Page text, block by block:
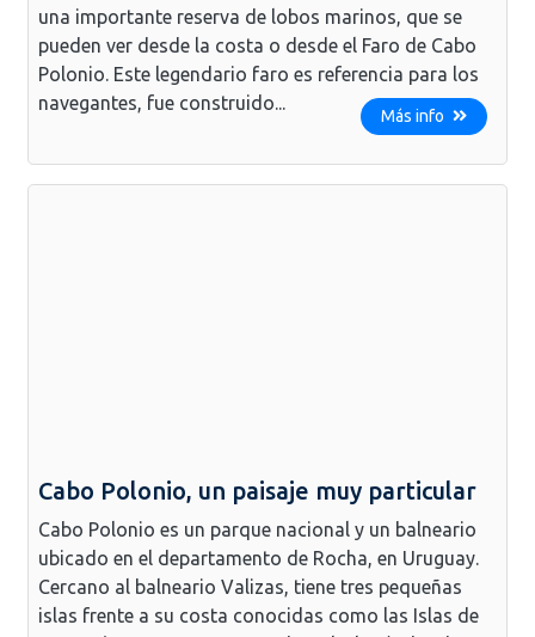
una importante reserva de lobos marinos, que se
pueden ver desde la costa o desde el Faro de Cabo
Polonio. Este legendario faro es referencia para los
navegantes, fue construido...
Más info
Cabo Polonio, un paisaje muy particular
Cabo Polonio es un parque nacional y un balneario
ubicado en el departamento de Rocha, en Uruguay.
Cercano al balneario Valizas, tiene tres pequeñas
islas frente a su costa conocidas como las Islas de